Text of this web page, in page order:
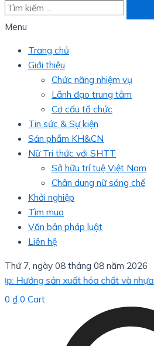
Menu
Trang chủ
Giới thiệu
Chức năng nhiệm vụ
Lãnh đạo trung tâm
Cơ cấu tổ chức
Tin sức & Sự kiện
Sản phẩm KH&CN
Nữ Tri thức với SHTT
Sở hữu trí tuệ Việt Nam
Chân dung nữ sáng chế
Khởi nghiệp
Tìm mua
Văn bản pháp luật
Liên hệ
Thứ 7, ngày 08 tháng 08 năm 2026
sản xuất hóa chất và nhựa “sạch”
0 ₫ 0 Cart